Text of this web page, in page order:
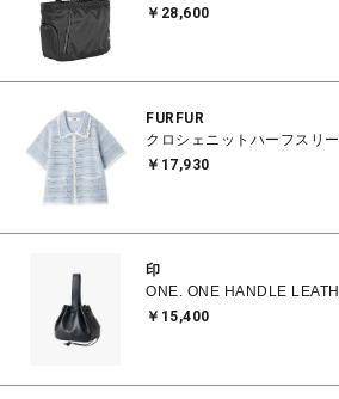
￥28,600
FURFUR
クロシェニットハーフスリ
￥17,930
印
ONE. ONE HANDLE
￥15,400